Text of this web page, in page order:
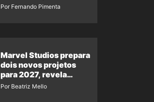
Por Fernando Pimenta
Marvel Studios prepara
dois novos projetos
para 2027, revela
insider
Por Beatriz Mello